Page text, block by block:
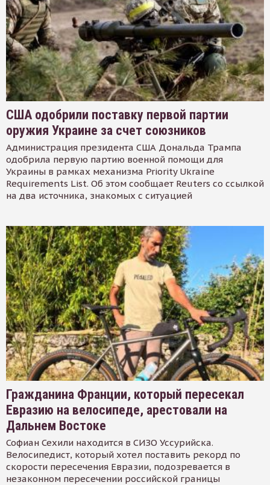
США одобрили поставку первой партии
оружия Украине за счет союзников
Администрация президента США Дональда Трампа
одобрила первую партию военной помощи для
Украины в рамках механизма Priority Ukraine
Requirements List. Об этом сообщает Reuters со ссылкой
на два источника, знакомых с ситуацией
Гражданина Франции, который пересекал
Евразию на велосипеде, арестовали на
Дальнем Востоке
Софиан Сехили находится в СИЗО Уссурийска.
Велосипедист, который хотел поставить рекорд по
скорости пересечения Евразии, подозревается в
незаконном пересечении российской границы